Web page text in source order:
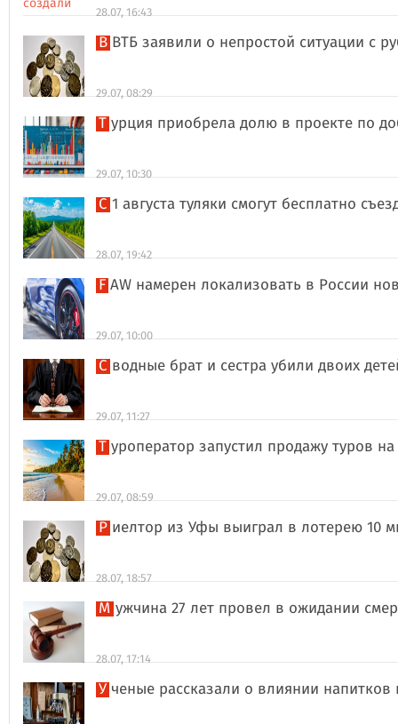
28.07, 16:43
В ВТБ заявили о непростой ситуации с
29.07, 08:29
Турция приобрела долю в проекте по
29.07, 10:30
С 1 августа туляки смогут бесплатно
28.07, 19:42
FAW намерен локализовать в России
29.07, 10:00
Сводные брат и сестра убили двоих
29.07, 11:27
Туроператор запустил продажу туров
29.07, 08:59
Риелтор из Уфы выиграл в лотерею 10
28.07, 18:57
Мужчина 27 лет провел в ожидании
28.07, 17:14
Ученые рассказали о влиянии